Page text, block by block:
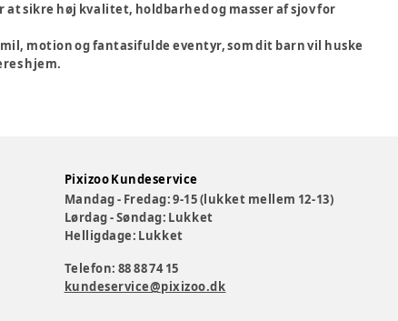
sikre høj kvalitet, holdbarhed og masser af sjov for
motion og fantasifulde eventyr, som dit barn vil huske
hjem.
Pixizoo Kundeservice
Mandag - Fredag: 9-15 (lukket mellem 12-13)
Lørdag - Søndag: Lukket
Helligdage: Lukket
Telefon: 88 88 74 15
kundeservice@pixizoo.dk